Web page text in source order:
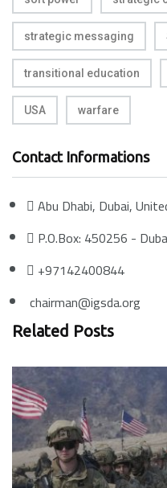
strategic messaging
transitional education
USA warfare
Contact Informations
Abu Dhabi, Dubai,
P.O.Box: 450256 -
+97142400844
chairman@igsda.org
Related Posts